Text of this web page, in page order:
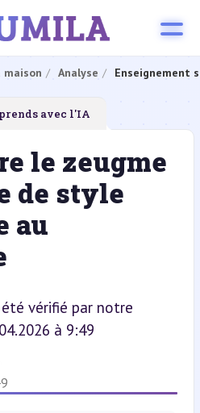
maison Analyse Enseignement
avec l'IA
le zeugme
de style
au
vérifié par notre
à 9:49